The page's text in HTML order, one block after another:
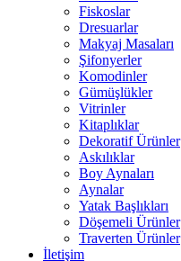
Fiskoslar
Dresuarlar
Makyaj Masaları
Şifonyerler
Komodinler
Gümüşlükler
Vitrinler
Kitaplıklar
Dekoratif Ürünler
Askılıklar
Boy Aynaları
Aynalar
Yatak Başlıkları
Döşemeli Ürünler
Traverten Ürünler
İletişim